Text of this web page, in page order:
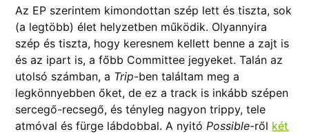
Az EP szerintem kimondottan szép lett és tiszta, sok
(a legtöbb) élet helyzetben működik. Olyannyira
szép és tiszta, hogy keresnem kellett benne a zajt is
és az ipart is, a főbb Committee jegyeket. Talán az
utolsó számban, a Trip-ben találtam meg a
legkönnyebben őket, de ez a track is inkább szépen
sercegő-recsegő, és tényleg nagyon trippy, tele
atmóval és fürge lábdobbal. A nyitó Possible-ről két